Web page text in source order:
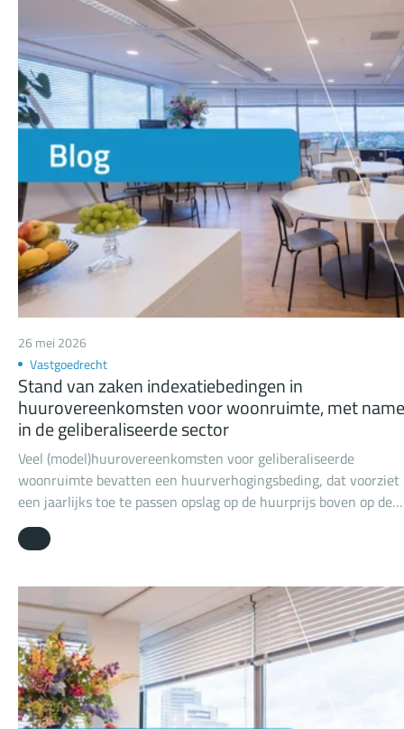
26 mei 2026
Vastgoedrecht
Stand van zaken indexatiebedingen in
huurovereenkomsten voor woonruimte, met name
in de geliberaliseerde sector
Veel (model)huurovereenkomsten voor geliberaliseerde
woonruimte bevatten een huurverhogingsbeding, dat voorziet
een jaarlijks toe te passen opslag op de huurprijs boven op de
indexering krachtens de consumentenprijsindex (CPI). Het gaat
vaak om een opslagpercentage van tussen de 3 en 5%.